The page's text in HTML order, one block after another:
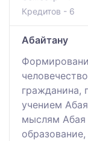
Кредитов - 6
Абайтану
гражданина,
учением
мыслям Абая